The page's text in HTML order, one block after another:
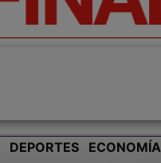
DEPORTES ECONOMÍA